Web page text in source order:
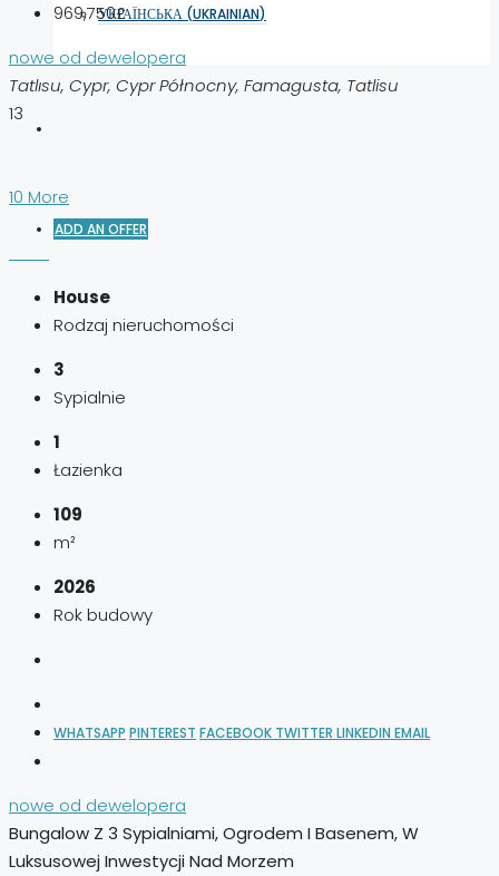
УКРАЇНСЬКА (UKRAINIAN)
ADD AN OFFER
969,750£
nowe od dewelopera
Tatlısu, Cypr, Cypr Północny, Famagusta, Tatlisu
13
10 More
House
Rodzaj nieruchomości
3
Sypialnie
1
Łazienka
109
m²
2026
Rok budowy
WHATSAPP PINTEREST FACEBOOK TWITTER LINKEDIN EMAIL
nowe od dewelopera
Bungalow Z 3 Sypialniami, Ogrodem I Basenem, W
Luksusowej Inwestycji Nad Morzem